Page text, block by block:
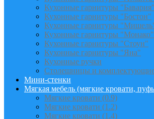
Кухонные гарнитуры "Бавария"
Кухонные гарнитуры "Бостон"
Кухонные гарнитуры
Кухонные гарнитуры "Монако"
Кухонные гарнитуры "Стоун"
Кухонные гарнитуры "Яна"
Кухонные ручки
Столешницы и
Мини-стенки
Мягкая мебель (мягкие кровати,
Мягкие кровати (0.9)
Мягкие кровати (1.2)
Мягкие кровати (1.4)